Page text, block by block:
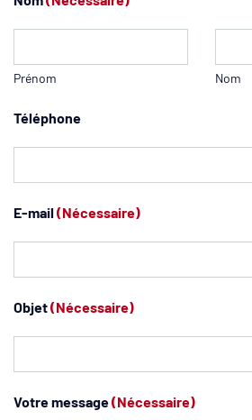
Prénom Nom
Téléphone
E-mail(Nécessaire)
Objet(Nécessaire)
Votre message(Nécessaire)